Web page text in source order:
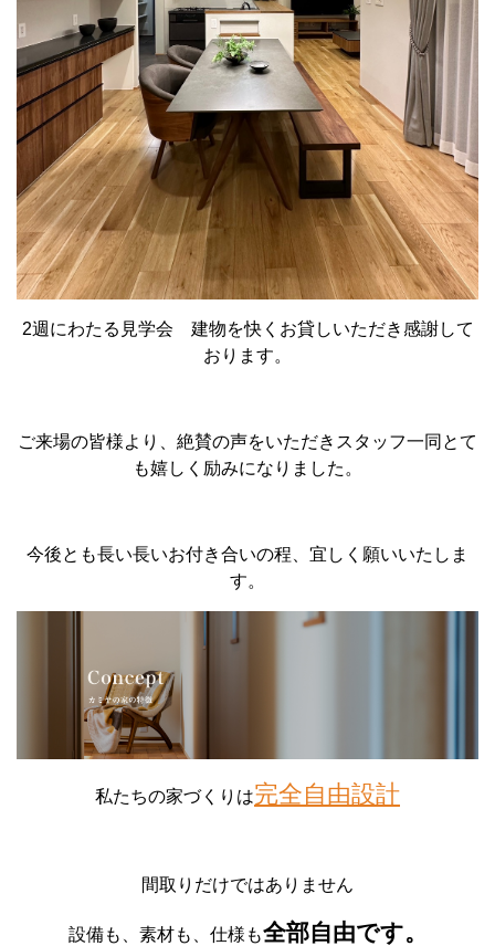
2週にわたる見学会 建物を快くお貸しいただき感謝して
おります。
ご来場の皆様より、絶賛の声をいただきスタッフ一同とて
も嬉しく励みになりました。
今後とも長い長いお付き合いの程、宜しく願いいたしま
す。
私たちの家づくりは完全自由設計
間取りだけではありません
設備も、素材も、仕様も全部自由です。